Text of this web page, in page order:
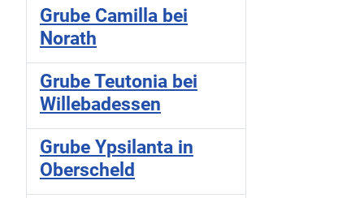
Grube Camilla bei
Norath
Grube Teutonia bei
Willebadessen
Grube Ypsilanta in
Oberscheld